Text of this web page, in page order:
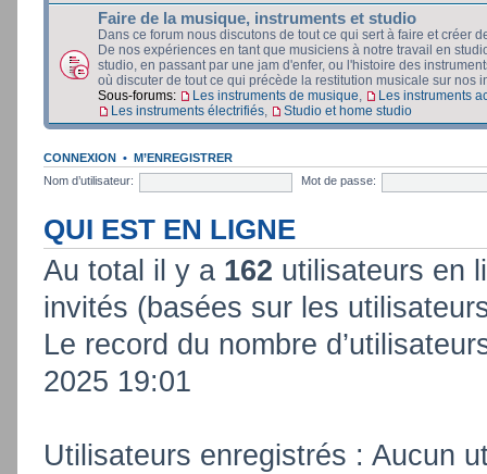
Faire de la musique, instruments et studio
Dans ce forum nous discutons de tout ce qui sert à faire et créer
De nos expériences en tant que musiciens à notre travail en
studio, en passant par une jam d'enfer, ou l'histoire des
où discuter de tout ce qui précède la restitution musicale sur nos
Sous-forums:
Les instruments de musique
Les instruments
Les instruments électrifiés
Studio et home studio
CONNEXION • M’ENREGISTRER
Nom d’utilisateur:
Mot de passe:
QUI EST EN LIGNE
Au total il y a 162 utilisateurs en
invités (basées sur les
Le record du nombre
2025 19:01
Utilisateurs enregistrés : Aucun